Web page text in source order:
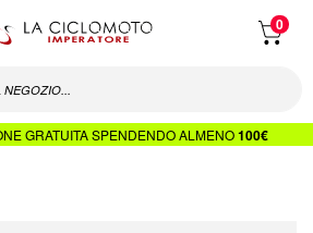
GRATUITA SPENDENDO ALMENO100€